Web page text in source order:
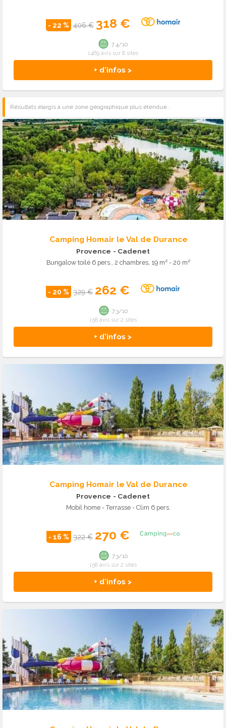
- 22 % 406 € 318 €
+ d'infos >
7.4/10
1469 avis sur 8 sites
Résultats élargis à une zone géographique plus étendue :
Camping Homair le Val de Durance
Provence - Cadenet
Bungalow toilé 6 pers., 2 chambres, 19 m² - 20 m²
- 20 % 329 € 262 €
+ d'infos >
7.3/10
158 avis sur 2 sites
Camping Homair le Val de Durance
Provence - Cadenet
Mobil home - Terrasse - Clim 6 pers.
- 16 % 322 € 270 €
+ d'infos >
7.3/10
158 avis sur 2 sites